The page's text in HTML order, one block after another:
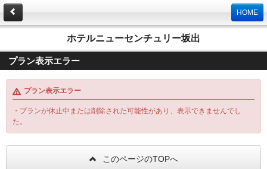
HOME
ホテルニューセンチュリー坂出
プラン表示エラー
プラン表示エラー
・プランが休止中または削除された可能性があり、表示できませんでし
た。
このページのTOPへ